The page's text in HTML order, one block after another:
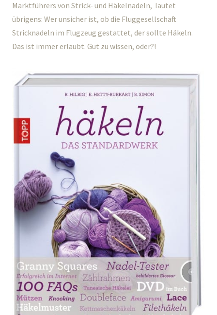
Marktführers von Strick- und Häkelnadeln, lautet
übrigens: Wer unsicher ist, ob die Fluggesellschaft
Stricknadeln im Flugzeug gestattet, der sollte Häkeln.
Das ist immer erlaubt. Gut zu wissen, oder?!